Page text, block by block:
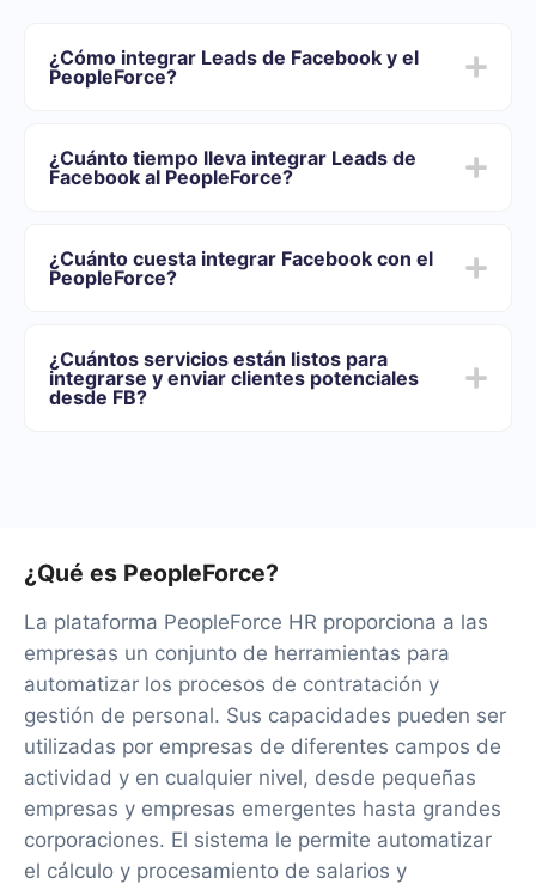
¿Cómo integrar Leads de Facebook y el
PeopleForce?
PeopleForce
Active la actualización automática
¿Cuánto tiempo lleva integrar Leads de
Facebook al PeopleForce?
5 y 30 minutos. En promedio, la configuración demora
entre 10 y 15 minutos.
¿Cuánto cuesta integrar Facebook con el
PeopleForce?
de funcionalidades que mejor se adapte a sus
necesidades. Además, tienes la oportunidad de probar
el servicio de forma gratuita durante 14 días.
¿Cuántos servicios están listos para
integrarse y enviar clientes potenciales
desde FB?
¿Qué es PeopleForce?
La plataforma PeopleForce HR proporciona a las
empresas un conjunto de herramientas para
automatizar los procesos de contratación y
gestión de personal. Sus capacidades pueden ser
utilizadas por empresas de diferentes campos de
actividad y en cualquier nivel, desde pequeñas
empresas y empresas emergentes hasta grandes
corporaciones. El sistema le permite automatizar
el cálculo y procesamiento de salarios y